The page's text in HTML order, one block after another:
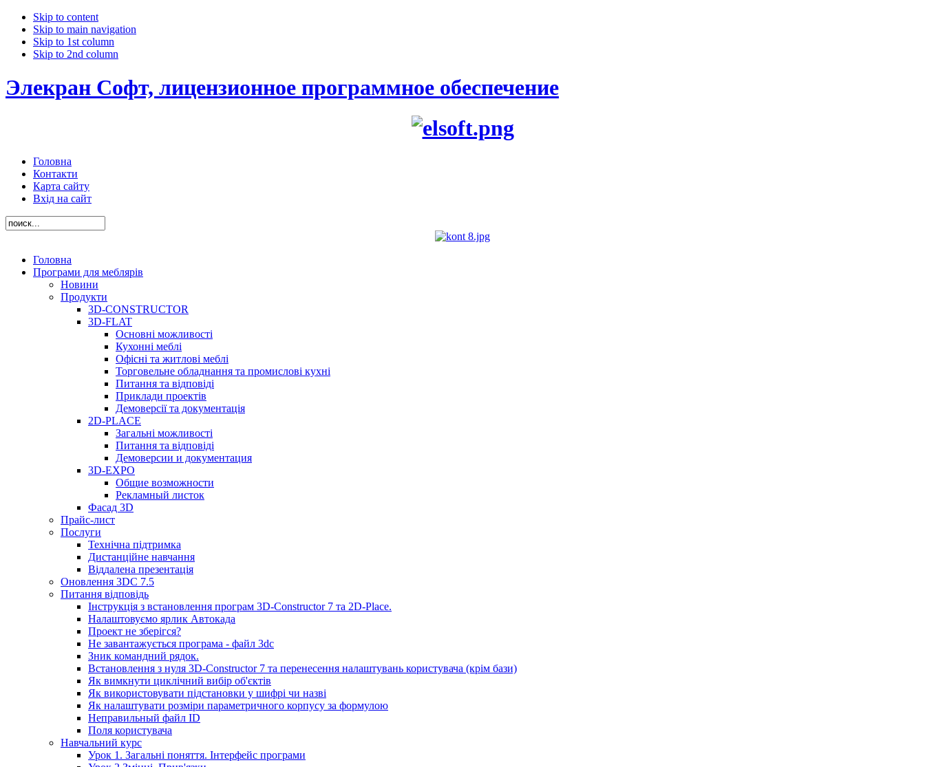
Skip to content
Skip to main navigation
Skip to 1st column
Skip to 2nd column
Элекран Софт, лицензионное программное обеспечение
Головна
Контакти
Карта сайту
Вхід на сайт
Головна
Програми для меблярів
Новини
Продукти
3D-CONSTRUCTOR
3D-FLAT
Основні можливості
Кухонні меблі
Офісні та житлові меблі
Торговельне обладнання та промислові кухні
Питання та відповіді
Приклади проектів
Демоверсії та документація
2D-PLACE
Загальні можливості
Питання та відповіді
Демоверсии и документация
3D-EXPO
Общие возможности
Рекламный листок
Фасад 3D
Прайс-лист
Послуги
Технічна підтримка
Дистанційне навчання
Віддалена презентація
Оновлення 3DC 7.5
Питання відповідь
Інструкція з встановлення програм 3D-Constructor 7 та 2D-Place.
Налаштовуємо ярлик Автокада
Проект не зберігся?
Не завантажується програма - файл 3dc
Зник командний рядок.
Встановлення з нуля 3D-Constructor 7 та перенесення налаштувань користувача (крім бази)
Як вимкнути циклічний вибір об'єктів
Як використовувати підстановки у шифрі чи назві
Як налаштувати розміри параметричного корпусу за формулою
Неправильный файл ID
Поля користувача
Навчальний курс
Урок 1. Загальні поняття. Інтерфейс програми